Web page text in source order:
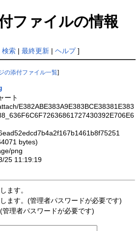
ファイルの情報
検索| 最終更新| ヘルプ]
の添付ファイル一覧
ート
E382ABE383A9E383BCE38381E383
bytes)
png
25 11:19:19
ます。
ます。(管理者パスワードが必要です)
理者パスワードが必要です)